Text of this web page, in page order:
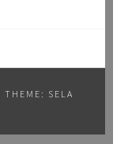
THEME: SELA